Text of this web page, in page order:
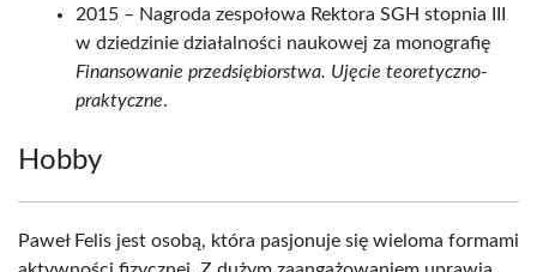
2015 – Nagroda zespołowa Rektora SGH stopnia III
w dziedzinie działalności naukowej za monografię
Finansowanie przedsiębiorstwa. Ujęcie teoretyczno-
praktyczne.
Hobby
Paweł Felis jest osobą, która pasjonuje się wieloma formami